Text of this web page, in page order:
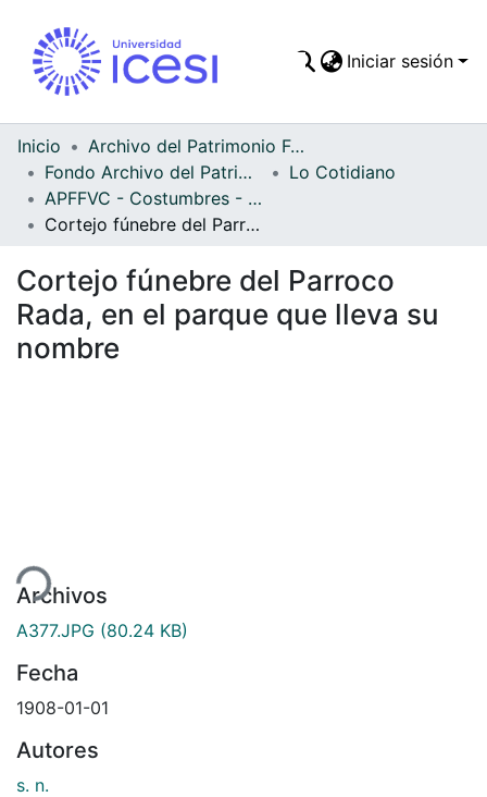
Todo DSpace
Estadísticas
Iniciar sesión
Inicio
Archivo del Patrimonio Fotográfico y Fílmico del Valle del Cauca
Fondo Archivo del Patrimonio Fotográfico y Fílmico del Valle del Cauca
Lo Cotidiano
APFFVC - Costumbres - Patrimonial
Cortejo fúnebre del Parroco Rada, en el parque que lleva su nombre
Cortejo fúnebre del Parroco
Rada, en el parque que lleva su
nombre
Archivos
A377.JPG (80.24 KB)
Fecha
1908-01-01
Autores
s. n.